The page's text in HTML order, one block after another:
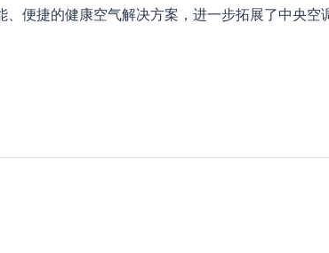
便捷的健康空气解决方案，进一步拓展了中央空